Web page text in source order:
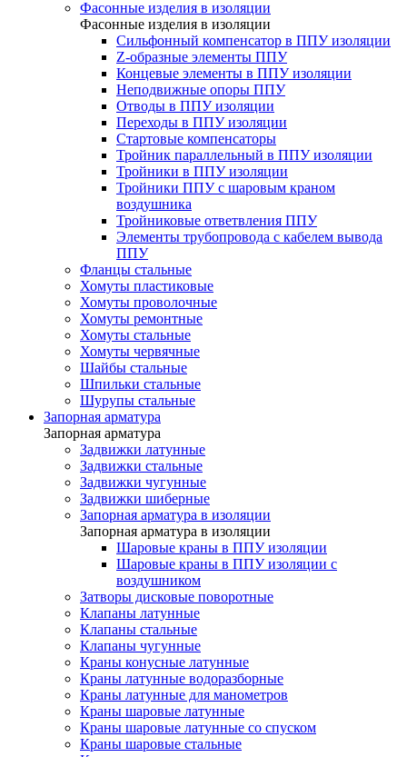
Фасонные изделия в изоляции
Фасонные изделия в изоляции
Cильфонный компенсатор в ППУ изоляции
Z-образные элементы ППУ
Концевые элементы в ППУ изоляции
Неподвижные опоры ППУ
Отводы в ППУ изоляции
Переходы в ППУ изоляции
Стартовые компенсаторы
Тройник параллельный в ППУ изоляции
Тройники в ППУ изоляции
Тройники ППУ с шаровым краном
воздушника
Тройниковые ответвления ППУ
Элементы трубопровода с кабелем вывода
ППУ
Фланцы стальные
Хомуты пластиковые
Хомуты проволочные
Хомуты ремонтные
Хомуты стальные
Хомуты червячные
Шайбы стальные
Шпильки стальные
Шурупы стальные
Запорная арматура
Запорная арматура
Задвижки латунные
Задвижки стальные
Задвижки чугунные
Задвижки шиберные
Запорная арматура в изоляции
Запорная арматура в изоляции
Шаровые краны в ППУ изоляции
Шаровые краны в ППУ изоляции с
воздушником
Затворы дисковые поворотные
Клапаны латунные
Клапаны стальные
Клапаны чугунные
Краны конусные латунные
Краны латунные водоразборные
Краны латунные для манометров
Краны шаровые латунные
Краны шаровые латунные со спуском
Краны шаровые стальные